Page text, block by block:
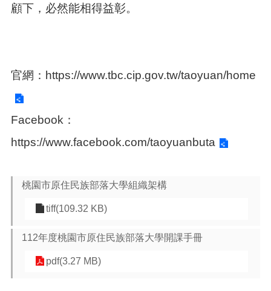
檔
原
民
族
落
覽
顧下，必然能相得益彰。
官網： https://www.tbc.cip.gov.tw/taoyuan/home
Facebook：
https://www.facebook.com/taoyuanbuta
桃園市原住民族部落大學組織架構
tiff(109.32 KB)
112年度桃園市原住民族部落大學開課手冊
pdf(3.27 MB)